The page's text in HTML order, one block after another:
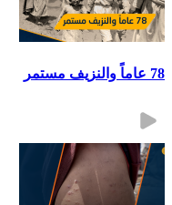
78 عاماً والنزيف مستمر